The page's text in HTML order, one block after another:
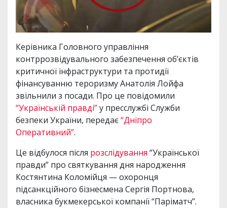
Керівника Головного управління
контррозвідувального забезпечення об’єктів
критичної інфраструктури та протидії
фінансуванню тероризму Анатолія Лойфа
звільнили з посади. Про це повідомили
“Українській правді”у пресслужбі Служби
безпеки України, передає“Дніпро
Оперативний”.
Це відбулося після розслідування “Української
правди” про святкування дня народження
Костянтина Коломійця — охоронця
підсанкційного бізнесмена Сергія Портнова,
власника букмекерської компанії “Паріматч”.